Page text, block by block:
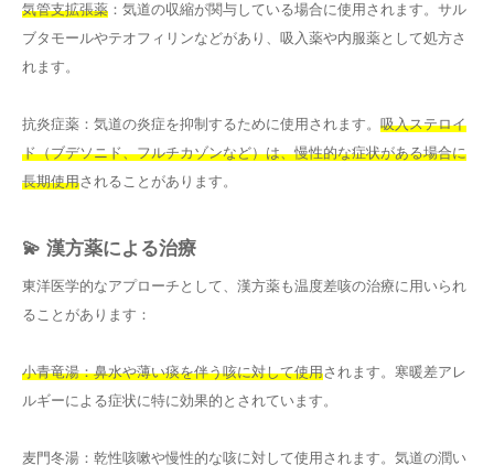
気管支拡張薬 ：気道の収縮が関与している場合に使用されます。サル
ブタモールやテオフィリンなどがあり、吸入薬や内服薬として処方さ
れます。
抗炎症薬：気道の炎症を抑制するために使用されます。 吸入ステロイ
ド（ブデソニド、フルチカゾンなど）は、慢性的な症状がある場合に
長期使用されることがあります。
💫 漢方薬による治療
東洋医学的なアプローチとして、漢方薬も温度差咳の治療に用いられ
ることがあります：
小青竜湯：鼻水や薄い痰を伴う咳に対して使用されます。寒暖差アレ
ルギーによる症状に特に効果的とされています。
麦門冬湯：乾性咳嗽や慢性的な咳に対して使用されます。気道の潤い